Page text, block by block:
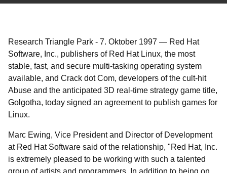
Research Triangle Park - 7. Oktober 1997 — Red Hat
Software, Inc., publishers of Red Hat Linux, the most
stable, fast, and secure multi-tasking operating system
available, and Crack dot Com, developers of the cult-hit
Abuse and the anticipated 3D real-time strategy game title,
Golgotha, today signed an agreement to publish games for
Linux.
Marc Ewing, Vice President and Director of Development
at Red Hat Software said of the relationship, "Red Hat, Inc.
is extremely pleased to be working with such a talented
group of artists and programmers. In addition to being on